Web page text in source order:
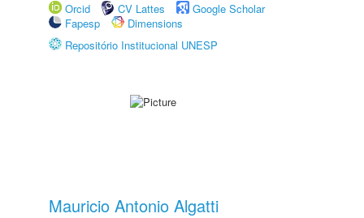
Orcid
CV Lattes
Google Scholar
Fapesp
Dimensions
Repositório Institucional UNESP
Mauricio Antonio Algatti